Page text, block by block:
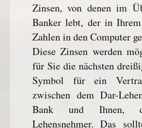
Zinsen, von denen im
Banker lebt, der in
Zahlen in den Computer
Diese Zinsen werden
für Sie die nächsten
Symbol für ein
zwischen dem Dar-
Bank und Ihnen,
Lehensnehmer. Das